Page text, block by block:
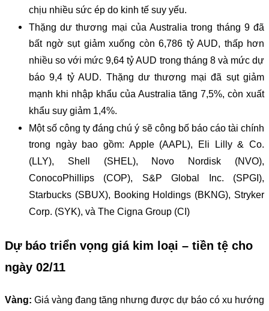
chịu nhiều sức ép do kinh tế suy yếu.
Thặng dư thương mại của Australia trong tháng 9 đã
bất ngờ sụt giảm xuống còn 6,786 tỷ AUD, thấp hơn
nhiều so với mức 9,64 tỷ AUD trong tháng 8 và mức dự
báo 9,4 tỷ AUD. Thặng dư thương mại đã sụt giảm
mạnh khi nhập khẩu của Australia tăng 7,5%, còn xuất
khẩu suy giảm 1,4%.
Một số công ty đáng chú ý sẽ công bố báo cáo tài chính
trong ngày bao gồm: Apple (AAPL), Eli Lilly & Co.
(LLY), Shell (SHEL), Novo Nordisk (NVO),
ConocoPhillips (COP), S&P Global Inc. (SPGI),
Starbucks (SBUX), Booking Holdings (BKNG), Stryker
Corp. (SYK), và The Cigna Group (CI)
Dự báo triển vọng giá kim loại – tiền tệ cho
ngày 02/11
Vàng: Giá vàng đang tăng nhưng được dự báo có xu hướng